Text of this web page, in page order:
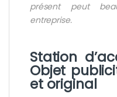
présent peut
entreprise.
Station
Objet
et original